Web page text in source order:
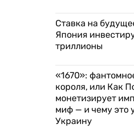
Ставка на
Япония
триллионы
«1670»:
короля, или Как
монетизирует
миф — и чему это
Украину